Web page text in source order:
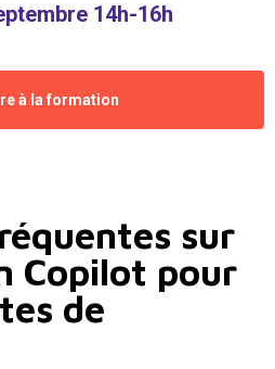
14h-16h
à la formation
sur
Copilot pour
de